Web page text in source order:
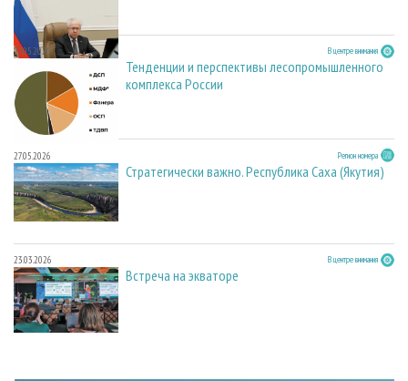
27.05.2026 В центре внимания
Тенденции и перспективы лесопромышленного
комплекса России
27.05.2026 Регион номера
Стратегически важно. Республика Саха (Якутия)
23.03.2026 В центре внимания
Встреча на экваторе